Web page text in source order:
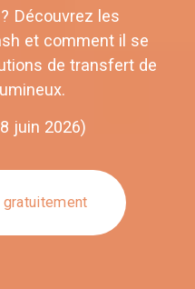
Découvrez les
et comment il se
de transfert de
juin 2026)
gratuitement